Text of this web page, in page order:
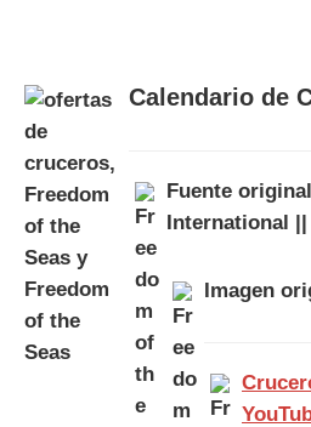
Calendario de
Fuente
International ||
Imagen